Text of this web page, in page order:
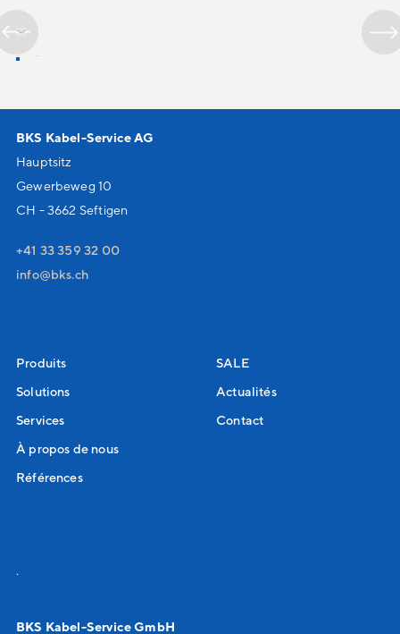
BKS Kabel-Service AG
Hauptsitz
Gewerbeweg 10
CH - 3662 Seftigen
+41 33 359 32 00
nf
bks ch
Produits
Solutions
Services
À propos de nous
Références
SALE
Actualités
Contact
.
BKS Kabel-Service GmbH